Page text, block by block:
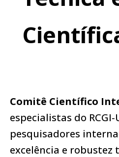
Comitê Científico
especialistas do
pesquisadores
excelência e robustez